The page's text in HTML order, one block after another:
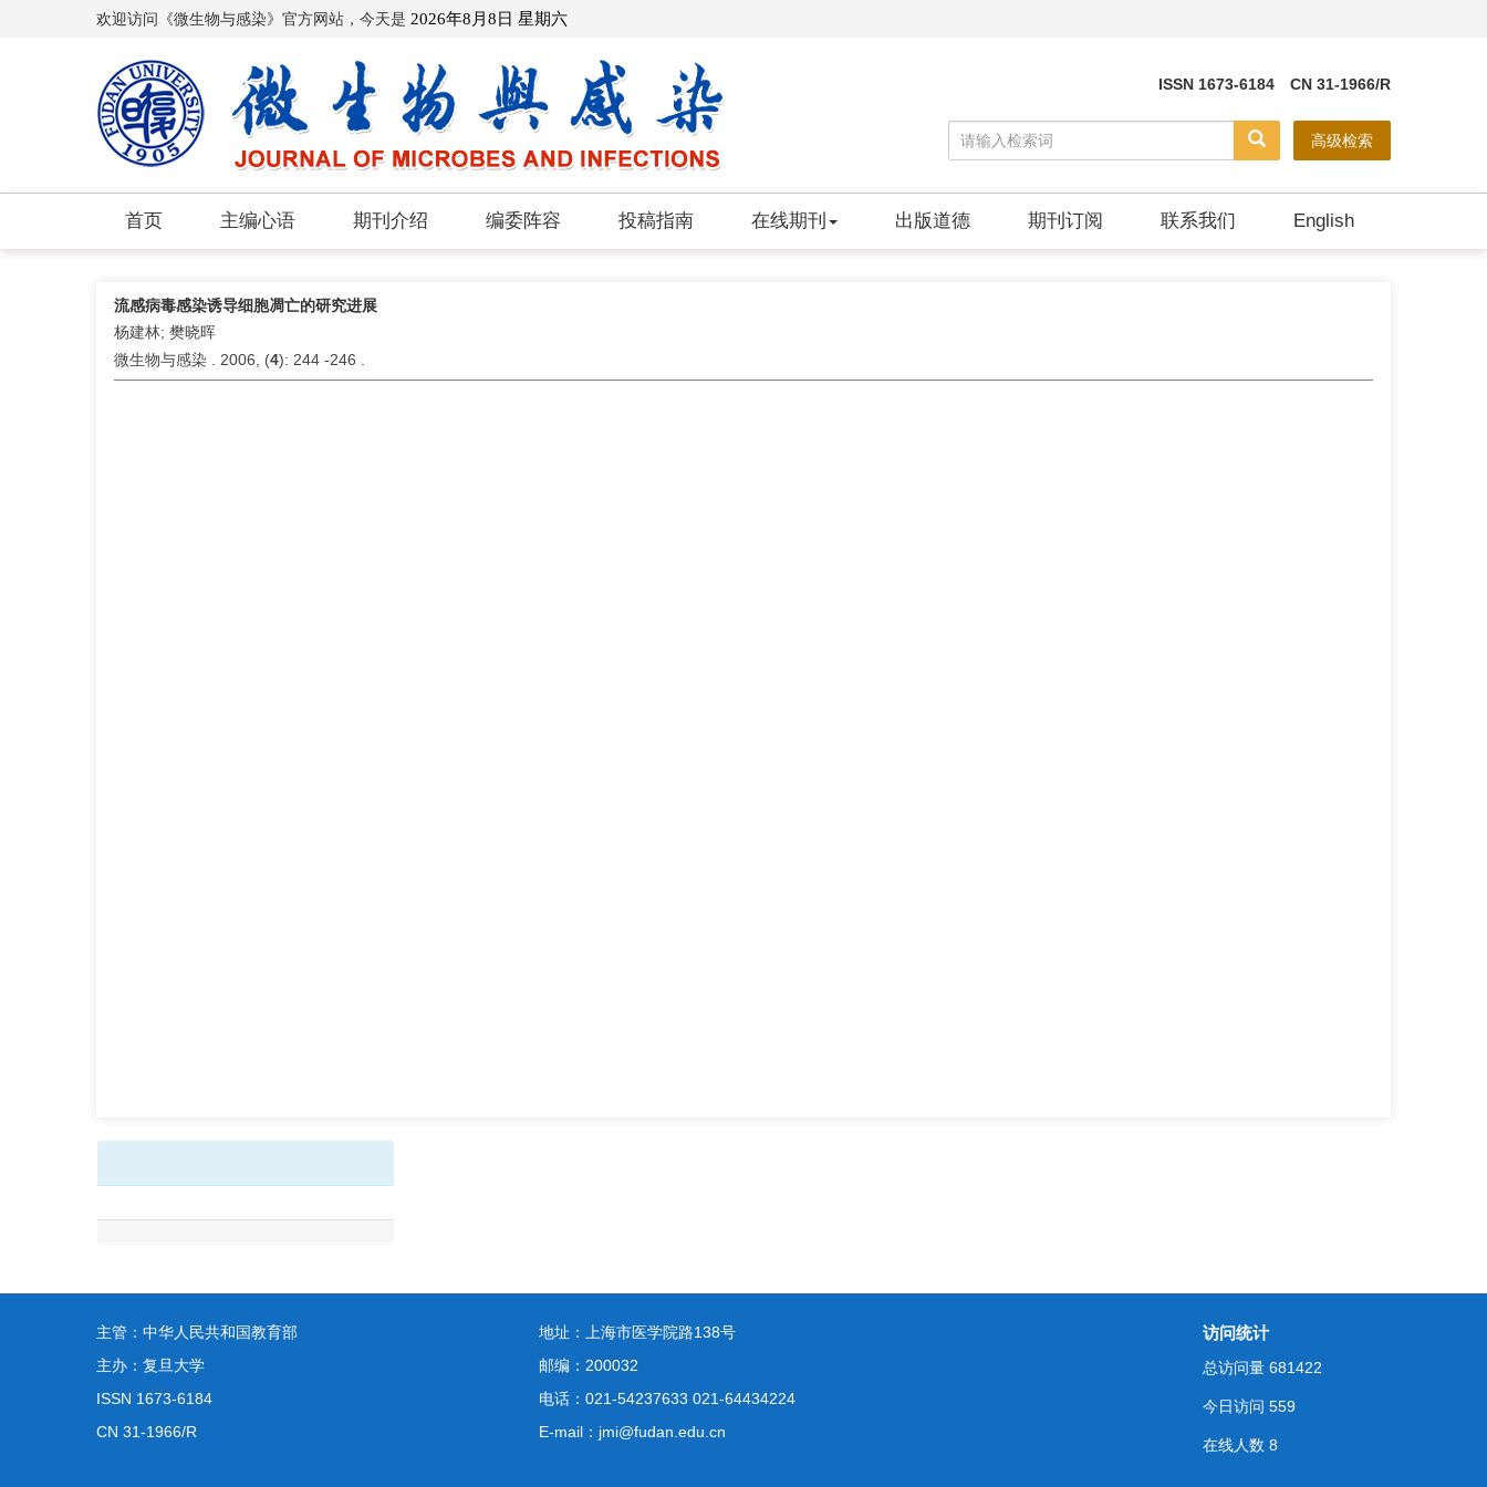
欢迎访问《微生物与感染》官方网站，今天是 2026年8月8日 星期六
ISSN 1673-6184 CN 31-1966/R
高级检索
首页 主编心语 期刊介绍 编委阵容 投稿指南 在线期刊 出版道德 期刊订阅 联系我们 English
流感病毒感染诱导细胞凋亡的研究进展
杨建林; 樊晓晖
微生物与感染 . 2006, (4): 244 -246 .
主管：中华人民共和国教育部
主办：复旦大学
ISSN 1673-6184
CN 31-1966/R
地址：上海市医学院路138号
邮编：200032
电话：021-54237633 021-64434224
E-mail：jmi@fudan.edu.cn
访问统计
总访问量 681422
今日访问 559
在线人数 8